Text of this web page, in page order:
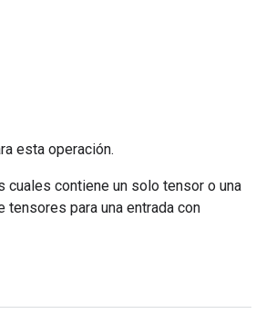
esta operación.
cuales contiene un solo tensor o una
para una entrada con